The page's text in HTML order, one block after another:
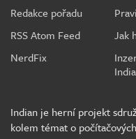
Redakce pořadu
RSS Atom Feed
NerdFix
Jak
Indian je herní projekt
kolem témat o